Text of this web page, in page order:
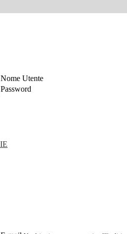
Nome Utente
Password